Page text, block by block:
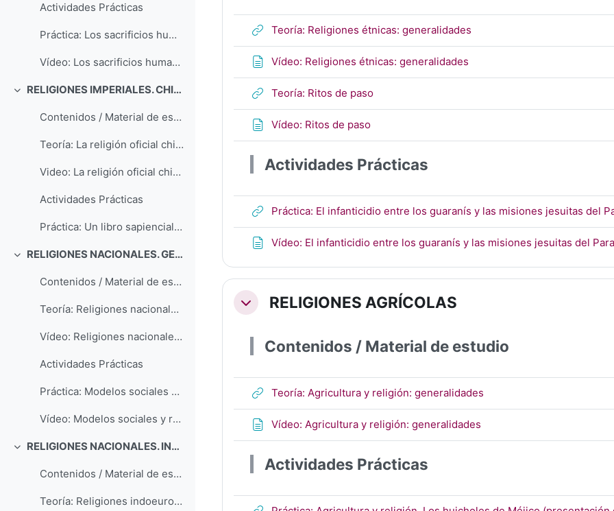
Actividades Prácticas
Práctica: Los sacrificios humanos y el caso mesoamericano
Vídeo: Los sacrificios humanos y el caso mesoamericano
Colapsar RELIGIONES IMPERIALES. CHINA
Contenidos / Material de estudio
Teoría: La religión oficial china. El confucianismo
Video: La religión oficial china. El confucianismo con desarrollo específico sobre el I Ching
Actividades Prácticas
Práctica: Un libro sapiencial chino: el I Ching / Yi Jing
Colapsar RELIGIONES NACIONALES. GENERALIDADES
Contenidos / Material de estudio
Teoría: Religiones nacionales: introducción y generalidades
Vídeo: Religiones nacionales: introducción y generalidades
Actividades Prácticas
Práctica: Modelos sociales y religiones
Vídeo: Modelos sociales y religiones
Colapsar RELIGIONES NACIONALES. INDIA
Contenidos / Material de estudio
Teoría: Religiones indoeuropeas. Tronco indo-iranio. Religión védica
Teoría: Religiones étnicas: generalidades
Vídeo: Religiones étnicas: generalidades
Teoría: Ritos de pasoURL
Vídeo: Ritos de pasoPágina
Actividades Prácticas
Práctica: El infanticidio entre los guaranís y las misiones jesuitas del
Vídeo: El infanticidio entre los guaranís y las misiones jesuitas del
ColapsarRELIGIONES AGRÍCOLAS
Contenidos / Material de estudio
Teoría: Agricultura y religión: generalidades
Vídeo: Agricultura y religión: generalidades
Actividades Prácticas